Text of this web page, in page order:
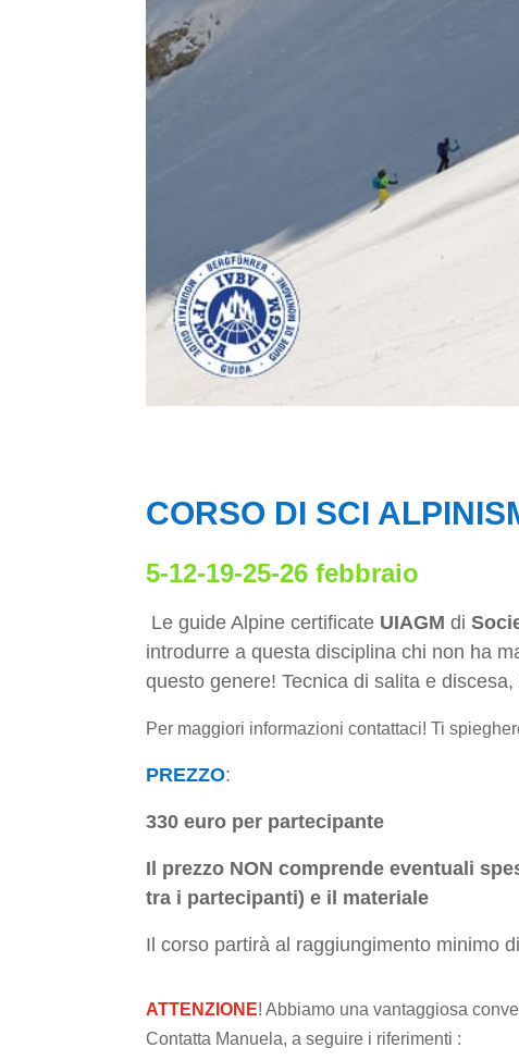
CORSO DI SCI
5-12-19-25-26 febbraio
Le guide Alpine certificate UIAGM di
introdurre a questa disciplina chi non ha
questo genere! Tecnica di salita e
Per maggiori informazioni contattaci! Ti
PREZZO:
330 euro per partecipante
Il prezzo NON comprende eventuali
tra i partecipanti) e il materiale
Il corso partirà al raggiungimento minimo
ATTENZIONE! Abbiamo una vantaggiosa
Contatta Manuela, a seguire i riferimenti :